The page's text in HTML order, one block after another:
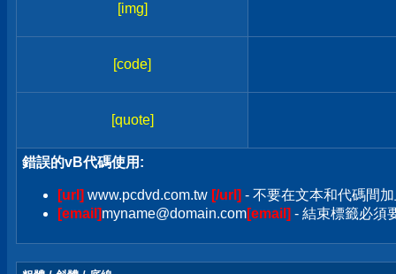
[img]
[code]
[quote]
錯誤的vB代碼使用:
[url] www.pcdvd.com.tw [/url] - 不要在文本和代碼間
[email]myname@domain.com[email] - 結束標籤必須